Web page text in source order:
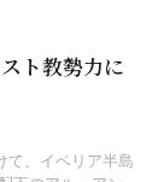
ト教勢力に
て、イベリア半島